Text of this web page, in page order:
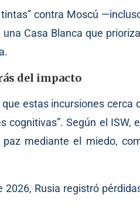
contra Moscú
Casa Blanca que
del impacto
estas incursiones cerca
cognitivas”. Según el ISW,
mediante el miedo,
2026, Rusia registró